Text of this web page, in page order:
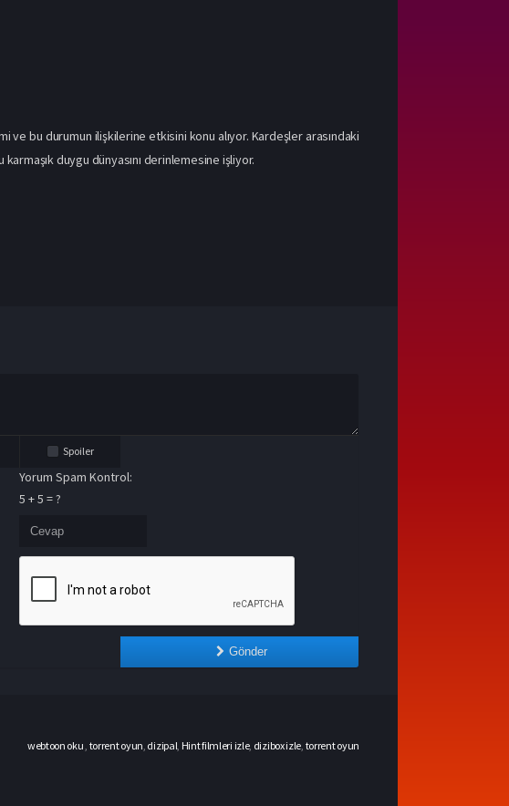
ve bu durumun ilişkilerine etkisini konu alıyor. Kardeşler arasındaki
duygu dünyasını derinlemesine işliyor.
Spoiler
Yorum Spam Kontrol:
5 + 5 = ?
Gönder
webtoon oku torrent oyun dizipal Hint filmleri izle, dizibox izle torrent oyun